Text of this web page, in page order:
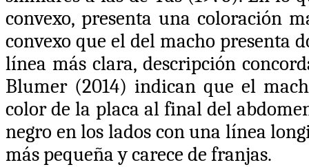
convexo, presenta una coloración
convexo que el del macho presenta
línea más clara, descripción
Blumer (2014) indican que el
color de la placa al final del
negro en los lados con una línea
más pequeña y carece de franjas.